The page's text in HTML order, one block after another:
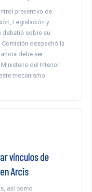
preventivo de
Legislación y
debatió sobre su
Comisión despachó la
debe ser
del Interior
mecanismo.
vínculos de
Arcis
así como